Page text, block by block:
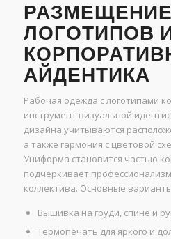
РАЗМЕЩЕНИЕ
ЛОГОТИПОВ
АЙДЕНТИКА
Рабочая одежда с логотипами
инструмент визуальной
дизайна учитываются
а также гармония с цветовой
Униформа становится частью
подчеркивает
коллектива. Основные
Вышивка на груди, спине и
Термопечать для яркого и